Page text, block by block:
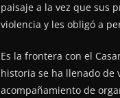
paisaje a la vez que sus
violencia y les obligó a
Es la frontera con el
historia se ha llenado de
acompañamiento de